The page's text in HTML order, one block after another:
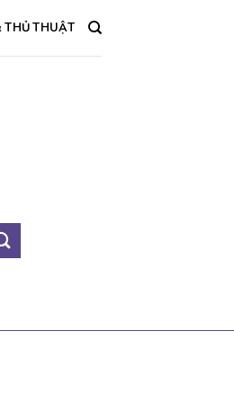
THỦ THUẬT